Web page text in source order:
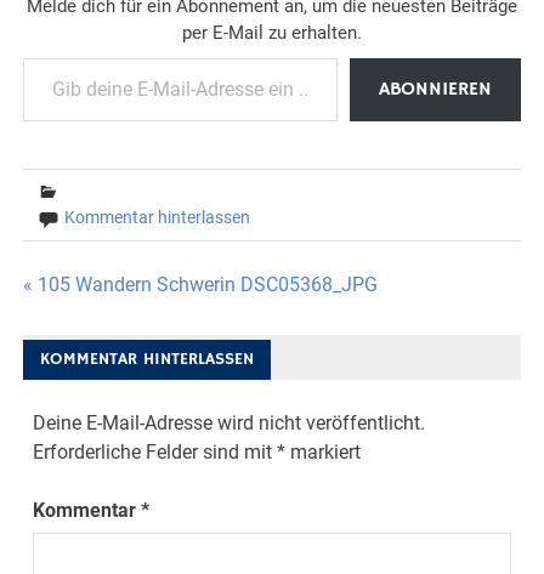
Melde dich für ein Abonnement an, um die neuesten Beiträge
per E-Mail zu erhalten.
Gib deine E-Mail-Adresse ein ...
ABONNIEREN
Kommentar hinterlassen
Beitragsnavigation
« 105 Wandern Schwerin DSC05368_JPG
KOMMENTAR HINTERLASSEN
Deine E-Mail-Adresse wird nicht veröffentlicht.
Erforderliche Felder sind mit* markiert
Kommentar*